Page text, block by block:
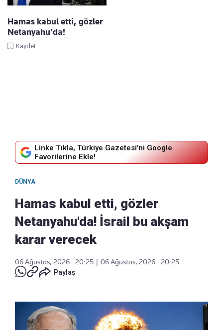
Hamas kabul etti, gözler
Netanyahu'da!
Kaydet
Linke Tıkla, Türkiye Gazetesi'ni Google
Favorilerine Ekle!
DÜNYA
Hamas kabul etti, gözler
Netanyahu'da! İsrail bu akşam
karar verecek
06 Ağustos, 2026 - 20:25
06 Ağustos, 2026 - 20:25
Paylaş